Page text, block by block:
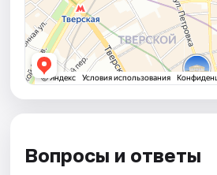
Вопросы и ответы